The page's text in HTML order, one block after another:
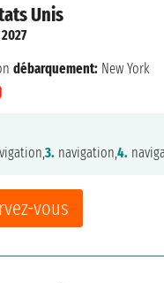
Unis
vous
débarquement: New York
3. navigation,4.